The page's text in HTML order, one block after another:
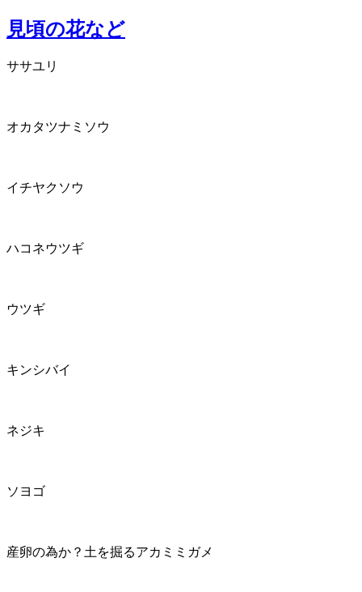
見頃の花など
ササユリ
オカタツナミソウ
イチヤクソウ
ハコネウツギ
ウツギ
キンシバイ
ネジキ
ソヨゴ
産卵の為か？土を掘るアカミミガメ